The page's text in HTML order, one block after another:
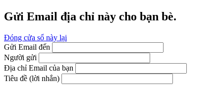
Gửi Email địa chỉ này cho bạn bè.
Đóng cửa sổ này lại
Gửi Email đến
Người gửi
Địa chỉ Email của bạn
Tiêu đề (lời nhắn)